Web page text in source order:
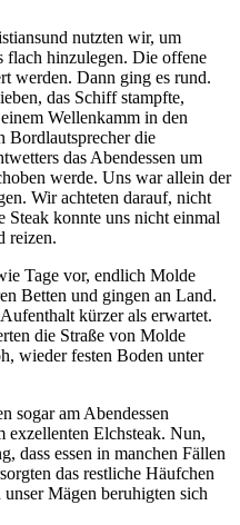
nutzten wir, um
flach hinzulegen. Die offene
werden. Dann ging es rund.
das Schiff stampfte,
Wellenkamm in den
Bordlautsprecher die
das Abendessen um
werde. Uns war allein der
Wir achteten darauf, nicht
Steak konnte uns nicht einmal
reizen.
Tage vor, endlich Molde
Betten und gingen an Land.
kürzer als erwartet.
die Straße von Molde
wieder festen Boden unter
sogar am Abendessen
exzellenten Elchsteak. Nun,
dass essen in manchen Fällen
das restliche Häufchen
Mägen beruhigten sich